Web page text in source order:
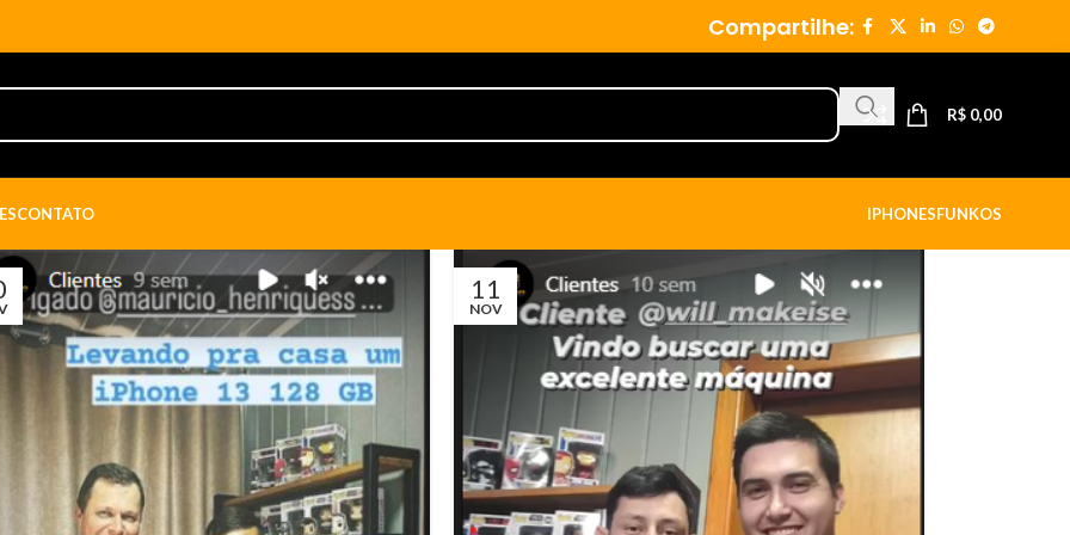
Compartilhe:
R$0,00
CONTATO IPHONESFUNKOS
11
NOV